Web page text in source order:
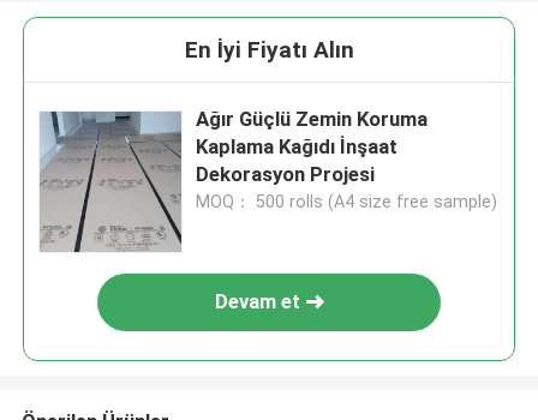
En İyi Fiyatı Alın
Ağır Güçlü Zemin Koruma
Kaplama Kağıdı İnşaat
Dekorasyon Projesi
MOQ： 500 rolls (A4 size free sample)
Devam et